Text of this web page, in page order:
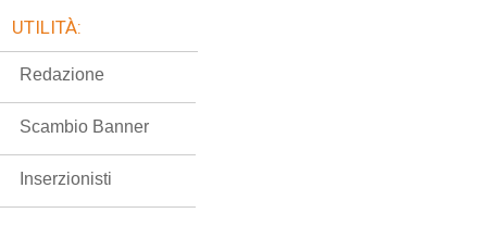
UTILITÀ:
Redazione
Scambio Banner
Inserzionisti